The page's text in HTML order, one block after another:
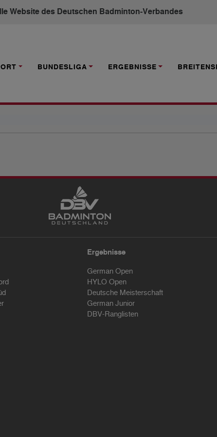
Website des Deutschen Badminton-Verbandes
BUNDESLIGA ERGEBNISSE
Ergebnisse
German Open
HYLO Open
Deutsche Meisterschaft
German Junior
DBV-Ranglisten